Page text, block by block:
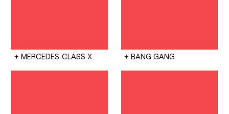
MERCEDES CLASS X BANG GANG